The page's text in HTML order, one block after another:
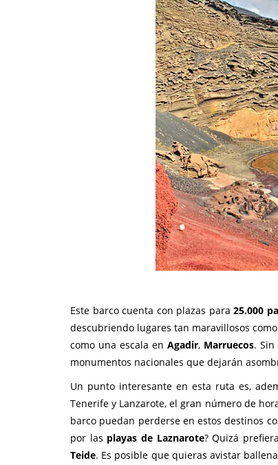
Este barco cuenta con plazas para25.000
descubriendo lugares tan maravillosos
como una escala en Agadir, Marruecos. Sin
monumentos nacionales que dejarán
Un punto interesante en esta ruta es,
Tenerife y Lanzarote, el gran número de
barco puedan perderse en estos destinos
por las playas de Laznarote? Quizá
Teide. Es posible que quieras avistar